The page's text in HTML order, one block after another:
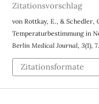
Zitationsvorschlag
von Rottkay, E., & Schedler,
Temperaturbestimmung in
Berlin Medical Journal, 3(1),
Zitationsformate